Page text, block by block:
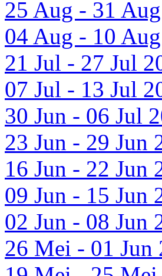
25 Aug - 31
04 Aug - 10
21 Jul - 27 Jul
07 Jul - 13 Jul
30 Jun - 06 Jul
23 Jun - 29 Jun
16 Jun - 22 Jun
09 Jun - 15 Jun
02 Jun - 08 Jun
26 Mei - 01 Jun